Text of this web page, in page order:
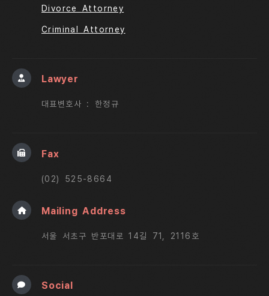
Divorce Attorney
Criminal Attorney
Lawyer
대표변호사 : 한정규
Fax
(02) 525-8664
Mailing Address
서울 서초구 반포대로 14길 71, 2116호
Social